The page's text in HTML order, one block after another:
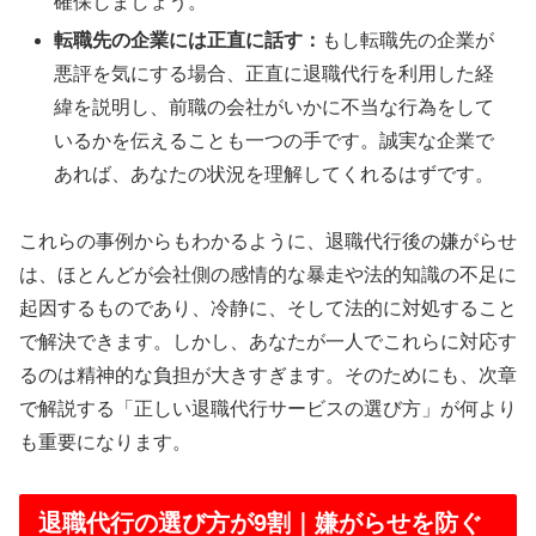
転職先の企業には正直に話す： もし転職先の企業が
悪評を気にする場合、正直に退職代行を利用した経
緯を説明し、前職の会社がいかに不当な行為をして
いるかを伝えることも一つの手です。誠実な企業で
あれば、あなたの状況を理解してくれるはずです。
これらの事例からもわかるように、退職代行後の嫌がらせ
は、ほとんどが会社側の感情的な暴走や法的知識の不足に
起因するものであり、冷静に、そして法的に対処すること
で解決できます。しかし、あなたが一人でこれらに対応す
るのは精神的な負担が大きすぎます。そのためにも、次章
で解説する「正しい退職代行サービスの選び方」が何より
も重要になります。
退職代行の選び方が9割｜嫌がらせを防ぐ